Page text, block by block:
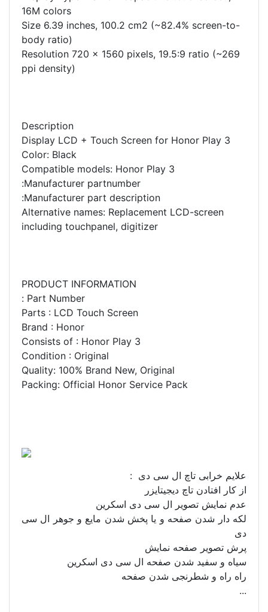
16M colors
Size 6.39 inches, 100.2 cm2 (~82.4% screen-to-
body ratio)
Resolution 720 x 1560 pixels, 19.5:9 ratio (~269
ppi density)
Description
Display LCD + Touch Screen for Honor Play 3
Color: Black
Compatible models: Honor Play 3
Manufacturer partnumber:
Manufacturer part description:
Alternative names: Replacement LCD-screen
including touchpanel, digitizer
PRODUCT INFORMATION
Part Number :
Parts : LCD Touch Screen
Brand : Honor
Consists of : Honor Play 3
Condition : Original
Quality: 100% Brand New, Original
Packing: Official Honor Service Pack
علایم خرابی تاچ ال سی دی :
از کار افتادن تاچ دیجیتایزر
عدم نمایش تصویر ال سی دی اسکرین
لکه دار شدن صفحه و یا پخش شدن مایع و جوهر ال سی
دی
پرش تصویر صفحه نمایش
سیاه و سفید شدن صفحه ال سی دی اسکرین
راه راه و شطرنجی شدن صفحه
...